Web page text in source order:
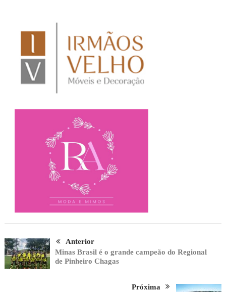
Anterior
Minas Brasil é o grande campeão do Regional
de Pinheiro Chagas
Próxima